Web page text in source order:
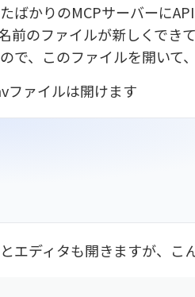
ばかりのMCPサーバーに
前のファイルが新しくでき
で、このファイルを開いて
ファイルは開けます
エディタも開きますが、こ